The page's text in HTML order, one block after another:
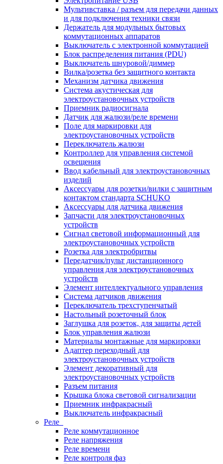
Мультивставка / разъем для передачи данных
и для подключения техники связи
Держатель для модульных бытовых
коммутационных аппаратов
Выключатель с электронной коммутацией
Блок распределения питания (PDU)
Выключатель шнуровой/диммер
Вилка/розетка без защитного контакта
Механизм датчика движения
Система акустическая для
электроустановочных устройств
Приемник радиосигнала
Датчик для жалюзи/реле времени
Поле для маркировки для
электроустановочных устройств
Переключатель жалюзи
Контроллер для управления системой
освещения
Ввод кабельный для электроустановочных
изделий
Аксессуары для розетки/вилки с защитным
контактом стандарта SCHUKO
Аксессуары для датчика движения
Запчасти для электроустановочных
устройств
Сигнал световой информационный для
электроустановочных устройств
Розетка для электробритвы
Передатчик/пульт дистанционного
управления для электроустановочных
устройств
Элемент интеллектуального управления
Система датчиков движения
Переключатель трехступенчатый
Настольный розеточный блок
Заглушка для розеток, для защиты детей
Блок управления жалюзи
Материалы монтажные для маркировки
Адаптер переходный для
электроустановочных устройств
Элемент декоративный для
электроустановочных устройств
Разъем питания
Крышка блока световой сигнализации
Приемник инфракрасный
Выключатель инфракрасный
Реле
Реле коммутационное
Реле напряжения
Реле времени
Реле контроля фаз